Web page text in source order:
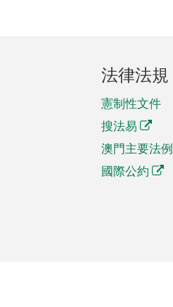
法律法規
憲制性文件
搜法易
澳門主要法例
國際公約